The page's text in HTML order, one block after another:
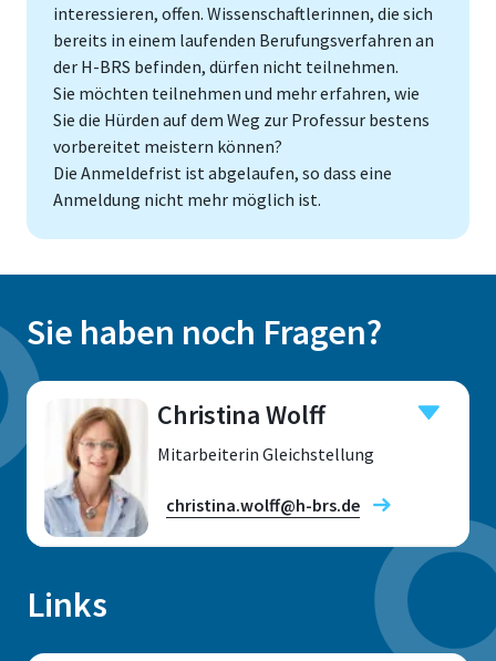
interessieren, offen. Wissenschaftlerinnen, die sich
bereits in einem laufenden Berufungsverfahren an
der H-BRS befinden, dürfen nicht teilnehmen.
Sie möchten teilnehmen und mehr erfahren, wie
Sie die Hürden auf dem Weg zur Professur bestens
vorbereitet meistern können?
Die Anmeldefrist ist abgelaufen, so dass eine
Anmeldung nicht mehr möglich ist.
Sie haben noch Fragen?
Christina Wolff
Mitarbeiterin Gleichstellung
christina.wolff@h-brs.de
Links